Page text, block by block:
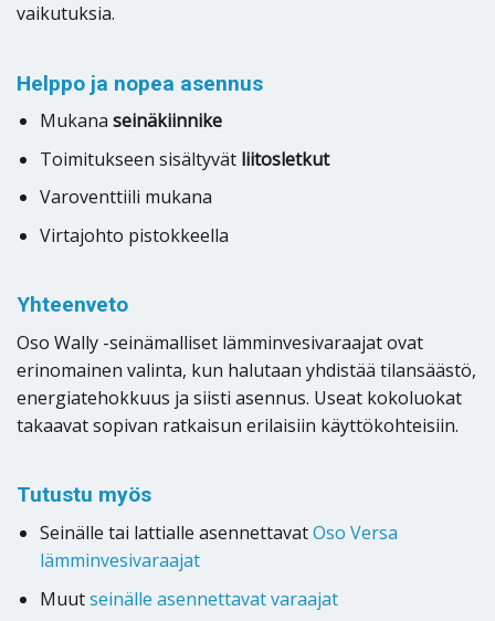
vaikutuksia.
Helppo ja nopea asennus
Mukana seinäkiinnike
Toimitukseen sisältyvät liitosletkut
Varoventtiili mukana
Virtajohto pistokkeella
Yhteenveto
Oso Wally -seinämalliset lämminvesivaraajat ovat
erinomainen valinta, kun halutaan yhdistää tilansäästö,
energiatehokkuus ja siisti asennus. Useat kokoluokat
takaavat sopivan ratkaisun erilaisiin käyttökohteisiin.
Tutustu myös
Seinälle tai lattialle asennettavatOso Versa
lämminvesivaraajat
Muutseinälle asennettavat varaajat